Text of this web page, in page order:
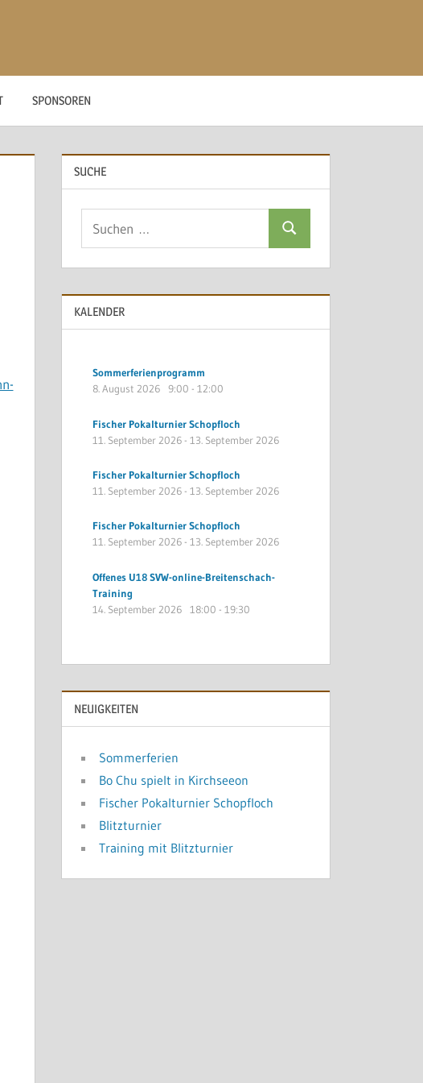
SPONSOREN
SUCHE
Suchen
KALENDER
Sommerferienprogramm
8. August 2026
9:00 -12:00
Fischer Pokalturnier Schopfloch
11. September 2026-13. September 2026
Fischer Pokalturnier Schopfloch
11. September 2026-13. September 2026
Fischer Pokalturnier Schopfloch
11. September 2026-13. September 2026
Offenes U18 SVW-online-Breitenschach-
Training
14. September 2026
18:00 -19:30
NEUIGKEITEN
Sommerferien
Bo Chu spielt in Kirchseeon
Fischer Pokalturnier Schopfloch
Blitzturnier
Training mit Blitzturnier